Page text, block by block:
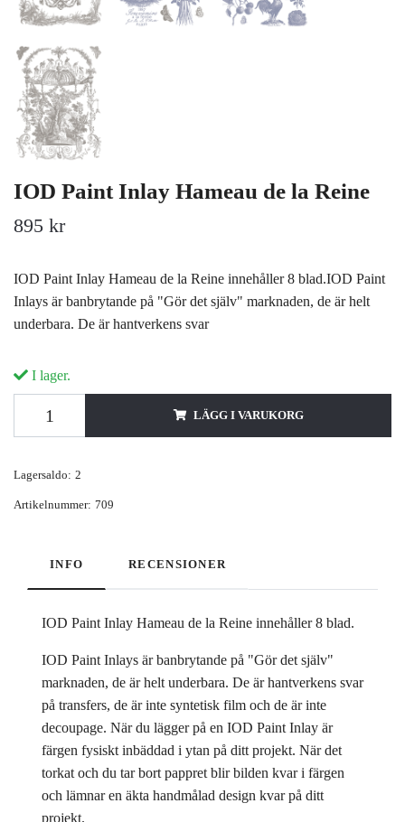
IOD Paint Inlay Hameau de la Reine
895 kr
IOD Paint Inlay Hameau de la Reine innehåller 8 blad.IOD Paint
Inlays är banbrytande på "Gör det själv" marknaden, de är helt
underbara. De är hantverkens svar
I lager.
LÄGG I VARUKORG
Lagersaldo: 2
Artikelnummer: 709
INFO RECENSIONER
IOD Paint Inlay Hameau de la Reine innehåller 8 blad.
IOD Paint Inlays är banbrytande på "Gör det själv"
marknaden, de är helt underbara. De är hantverkens svar
på transfers, de är inte syntetisk film och de är inte
decoupage. När du lägger på en IOD Paint Inlay är
färgen fysiskt inbäddad i ytan på ditt projekt. När det
torkat och du tar bort pappret blir bilden kvar i färgen
och lämnar en äkta handmålad design kvar på ditt
projekt.